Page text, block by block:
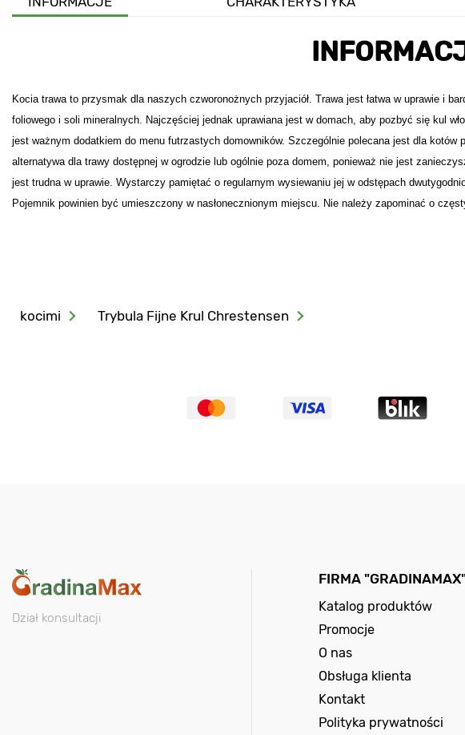
Kocia trawa to przysmak dla naszych czworonożnych przyjaciół. Trawa jest łatwa w uprawie i
foliowego i soli mineralnych. Najczęściej jednak uprawiana jest w domach, aby pozbyć się kul
jest ważnym dodatkiem do menu futrzastych domowników. Szczególnie polecana jest dla
alternatywa dla trawy dostępnej w ogrodzie lub ogólnie poza domem, ponieważ nie jest
jest trudna w uprawie. Wystarczy pamiętać o regularnym wysiewaniu jej w odstępach
Pojemnik powinien być umieszczony w nasłonecznionym miejscu. Nie należy zapominać o
kocimi Trybula Fijne Krul Chrestensen
Dział konsultacji
FIRMA
Katalog produktów
Promocje
O nas
Obsługa klienta
Kontakt
Polityka prywatności